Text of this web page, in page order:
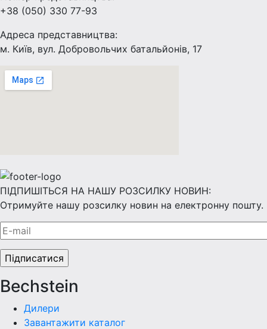
+38 (050) 330 77-93
Адреса представництва:
м. Київ, вул. Добровольчих батальйонів, 17
ПІДПИШІТЬСЯ НА НАШУ РОЗСИЛКУ НОВИН:
Отримуйте нашу розсилку новин на електронну пошту.
Bechstein
Дилери
Завантажити каталог